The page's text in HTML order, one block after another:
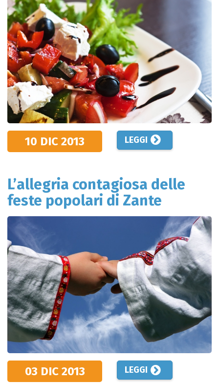
10 DIC 2013 LEGGI
L’allegria contagiosa delle
feste popolari di Zante
03 DIC 2013 LEGGI